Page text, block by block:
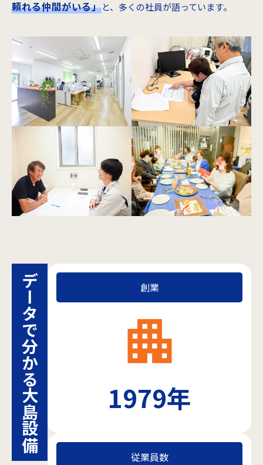
頼れる仲間がいる」と、多くの社員が語っています。
データで分かる
大島設備
創業
apartment
1979年
従業員数